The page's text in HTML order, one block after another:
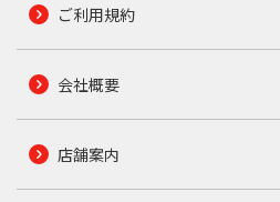
ご利用規約
会社概要
店舗案内